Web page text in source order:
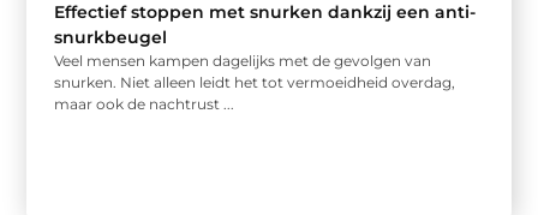
Effectief stoppen met snurken dankzij een anti-
snurkbeugel
Veel mensen kampen dagelijks met de gevolgen van
snurken. Niet alleen leidt het tot vermoeidheid overdag,
maar ook de nachtrust ...